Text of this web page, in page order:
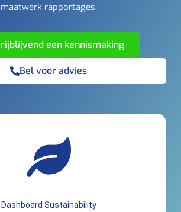
maatwerk rapportages.
een kennismaking
Bel voor advies
Dashboard Sustainability